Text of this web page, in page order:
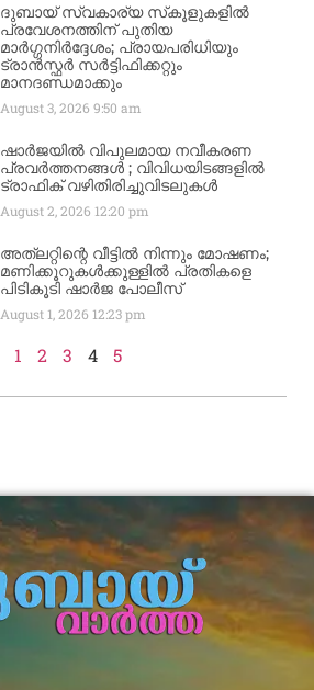
ദുബായ് സ്വകാര്യ സ്‌കൂളുകളിൽ
പ്രവേശനത്തിന് പുതിയ
മാർഗ്ഗനിർദ്ദേശം; പ്രായപരിധിയും
ട്രാൻസ്ഫർ സർട്ടിഫിക്കറ്റും
മാനദണ്ഡമാക്കും
August 3, 20269:50 am
ഷാർജയിൽ വിപുലമായ നവീകരണ
പ്രവർത്തനങ്ങൾ ; വിവിധയിടങ്ങളിൽ
ട്രാഫിക് വഴിതിരിച്ചുവിടലുകൾ
August 2, 2026 12:20 pm
അത്‌ലറ്റിന്റെ വീട്ടിൽ നിന്നും മോഷണം;
മണിക്കൂറുകൾക്കുള്ളിൽ പ്രതികളെ
പിടികൂടി ഷാർജ പോലീസ്
August 1, 2026 12:23 pm
1 2 3 4 5